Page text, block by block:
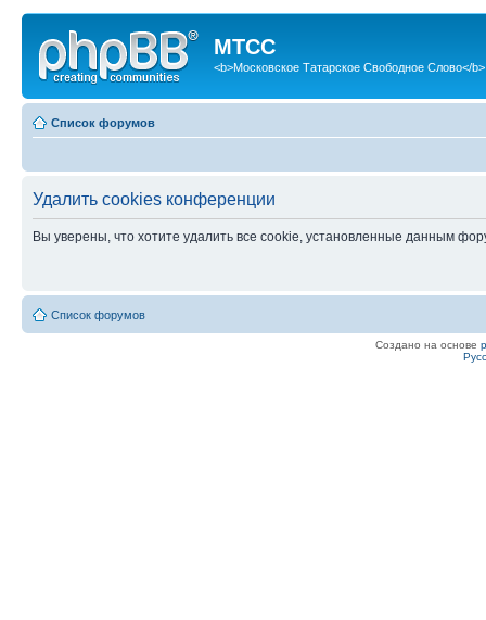
МТСС
<b>Московское Татарское Свободное Слово</b>
Список форумов
Удалить cookies конференции
Вы уверены, что хотите удалить все cookie, установленные данным
Список форумов
Создано на основе